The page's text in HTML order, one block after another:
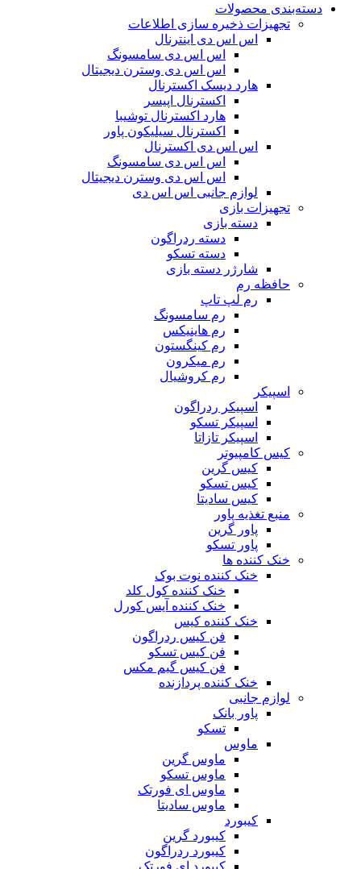
دسته‌بندی محصولات
تجهیزات ذخیره سازی اطلاعات
اس اس دی اینترنال
اس اس دی سامسونگ
اس اس دی وسترن دیجیتال
هارد دیسک اکسترنال
اکسترنال اپیسر
هارد اکسترنال توشیبا
اکسترنال سیلیکون پاور
اس اس دی اکسترنال
اس اس دی سامسونگ
اس اس دی وسترن دیجیتال
لوازم جانبی اس اس دی
تجهیزات بازی
دسته بازی
دسته ردراگون
دسته تسکو
شارژر دسته بازی
حافظه رم
رم لپ تاپ
رم سامسونگ
رم هاینیکس
رم کینگستون
رم میکرون
رم کروشیال
اسپیکر
اسپیکر ردراگون
اسپیکر تسکو
اسپیکر تازاتا
کیس کامپیوتر
کیس گرین
کیس تسکو
کیس سادیتا
منبع تغذیه‌ پاور
پاور گرین
پاور تسکو
خنک کننده ها
خنک کننده نوت بوک
خنک کننده کول کلد
خنک کننده آیس کورل
خنک کننده کیس
فن کیس ردراگون
فن کیس تسکو
فن کیس گیم مکس
خنک کننده پردازنده
لوازم جانبی
پاور بانک
تسکو
ماوس
ماوس گرین
ماوس تسکو
ماوس ای فورتک
ماوس سادیتا
کیبورد
کیبورد گرین
کیبورد ردراگون
کیبورد ای فورتک